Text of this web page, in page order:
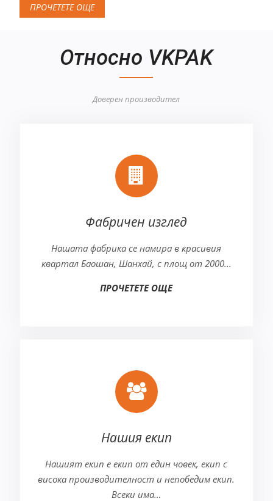
ПРОЧЕТЕТЕ ОЩЕ
Относно VKPAK
Доверен производител
Фабричен изглед
Нашата фабрика се намира в красивия
квартал Баошан, Шанхай, с площ от 2000...
ПРОЧЕТЕТЕ ОЩЕ
Нашия екип
Нашият екип е екип от един човек, екип с
висока производителност и непобедим екип.
Всеки има…